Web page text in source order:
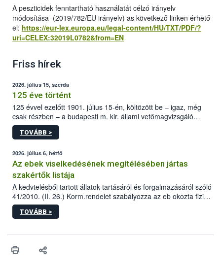
A peszticidek fenntartható használatát célzó irányelv
módosítása (2019/782/EU irányelv) as következő linken érhető
el: https://eur-lex.europa.eu/legal-content/HU/TXT/PDF/?
uri=CELEX:32019L0782&from=EN
Friss hírek
2026. július 15, szerda
125 éve történt
125 évvel ezelőtt 1901. július 15-én, költözött be – igaz, még
csak részben – a budapesti m. kir. állami vetőmagvizsgáló
állomás a Kis Rókus utca 15. szám alatti, Czigler Győző által
tervezett új épületébe.
TOVÁBB >
2026. július 6, hétfő
Az ebek viselkedésének megítélésében jártas
szakértők listája
A kedvtelésből tartott állatok tartásáról és forgalmazásáról szóló
41/2010. (II. 26.) Korm.rendelet szabályozza az eb okozta fizikai
sérülés, illetve ennek veszélye keletkezésekor felmerülő
hatósági feladatokat, valamint a veszélyes eb tartását és annak
vonni az ebek viselkedésének megítélésében jártas szakértőt.
TOVÁBB >